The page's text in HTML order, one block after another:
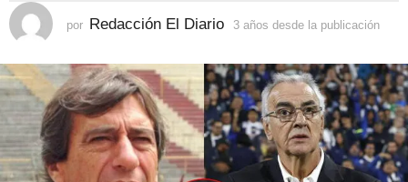
e
a
p
u
b
por Redacción El Diario 3 años desde la publicación
o
s
d
e
s
d